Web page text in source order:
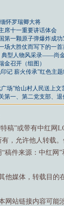
怀罗瑞卿大将
席十一重要讲话体会
一颗原子弹爆炸成功
大胜仗而写下的一首
典型人物风采录——尚
金召开（组图）
记 薪火传承”红色主题
场”给山村人民送上文
第一、第二党支部、
稿”或带有中红网
，允许他人转载
稿件来源：中红网
他媒体，转载目的
网站链接内容可能